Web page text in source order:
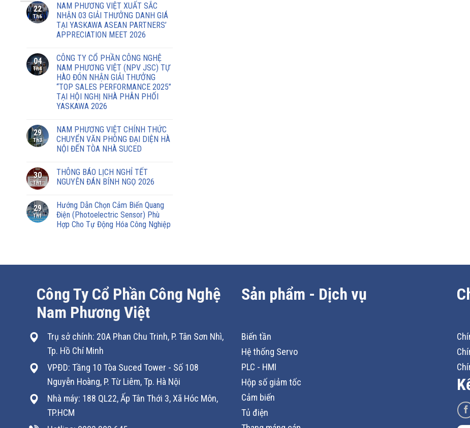
22
Th6
NAM PHƯƠNG VIỆT XUẤT SẮC
NHẬN 03 GIẢI THƯỞNG DANH GIÁ
TẠI YASKAWA ASEAN PARTNERS’
APPRECIATION MEET 2026
04
Th4
CÔNG TY CỔ PHẦN CÔNG NGHỆ
NAM PHƯƠNG VIỆT (NPV JSC) TỰ
HÀO ĐÓN NHẬN GIẢI THƯỞNG
“TOP SALES PERFORMANCE 2025”
TẠI HỘI NGHỊ NHÀ PHÂN PHỐI
YASKAWA 2026
29
Th3
NAM PHƯƠNG VIỆT CHÍNH THỨC
CHUYỂN VĂN PHÒNG ĐẠI DIỆN HÀ
NỘI ĐẾN TÒA NHÀ SUCED
30
Th1
THÔNG BÁO LỊCH NGHỈ TẾT
NGUYÊN ĐÁN BÍNH NGỌ 2026
29
Th1
Hướng Dẫn Chọn Cảm Biến Quang
Điện (Photoelectric Sensor) Phù
Hợp Cho Tự Động Hóa Công Nghiệp
Công Ty Cổ Phần Công Nghệ
Nam Phương Việt
Sản phẩm - Dịch vụ
Trụ sở chính: 20A Phan Chu Trinh, P. Tân Sơn Nhì,
Tp. Hồ Chí Minh
VPĐD: Tầng 10 Tòa Suced Tower - Số 108
Nguyễn Hoàng, P. Từ Liêm, Tp. Hà Nội
Nhà máy: 188 QL22, Ấp Tân Thới 3, Xã Hóc Môn,
TP.HCM
Biến tần
Hệ thống Servo
PLC - HMI
Hộp số giảm tốc
Cảm biến
Tủ điện